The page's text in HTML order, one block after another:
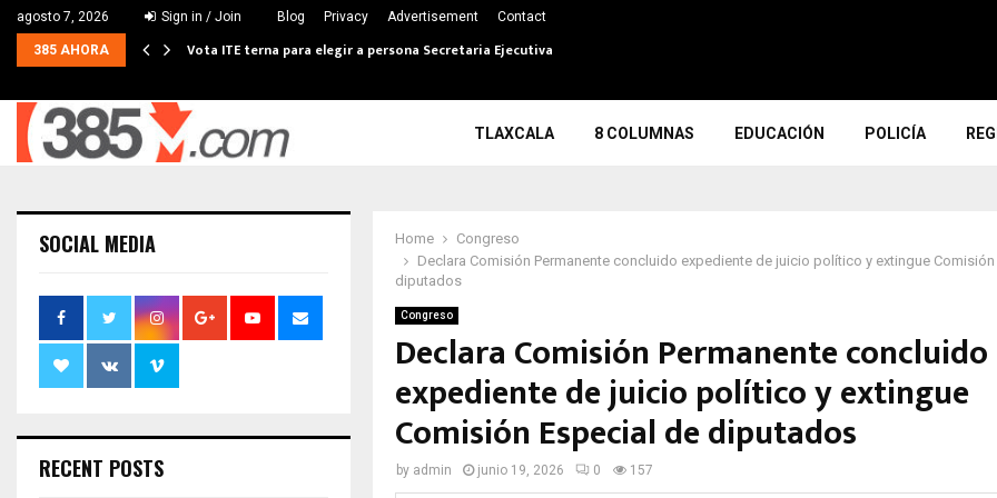
agosto 7, 2026 Sign in / Join Blog Privacy Advertisement Contact
385 AHORA Vota ITE terna para elegir a persona Secretaria Ejecutiva
TLAXCALA 8 COLUMNAS EDUCACIÓN POLICÍA
Home
Congreso
Declara Comisión Permanente concluido expediente de juicio político y extingue
diputados
Congreso
Declara Comisión Permanente concluido
expediente de juicio político y extingue
Comisión Especial de diputados
by admin junio 19, 2026 0 157
SOCIAL MEDIA
RECENT POSTS